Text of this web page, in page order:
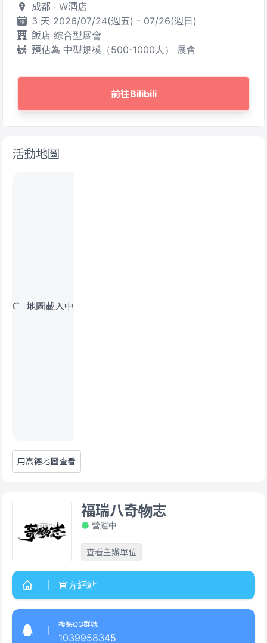
成都 · W酒店
3 天 2026/07/24(週五) - 07/26(週日)
飯店 綜合型展會
預估為 中型規模（500-1000人） 展會
前往Bilibili
活動地圖
地圖載入中
用高德地圖查看
福瑞八奇物志
營運中
查看主辦單位
官方網站
複製QQ群號
1039958345